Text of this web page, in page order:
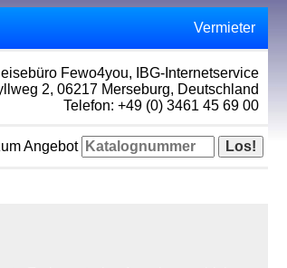
Vermieter
Fewo4you, IBG-Internetservice
2, 06217 Merseburg, Deutschland
Telefon: +49 (0) 3461 45 69 00
Angebot